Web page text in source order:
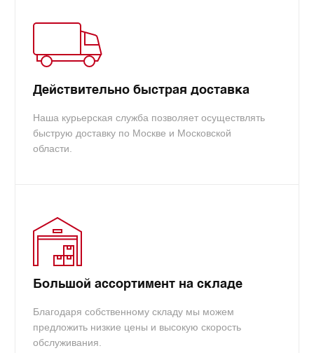
вам.
Действительно быстрая доставка
Наша курьерская служба позволяет осуществлять
быструю доставку по Москве и Московской
области.
Большой ассортимент на складе
Благодаря собственному складу мы можем
предложить низкие цены и высокую скорость
обслуживания.